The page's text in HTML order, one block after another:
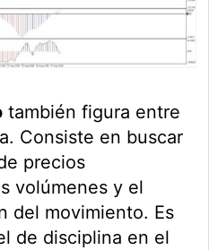
también figura entre
Consiste en buscar
precios
volúmenes y el
del movimiento. Es
de disciplina en el